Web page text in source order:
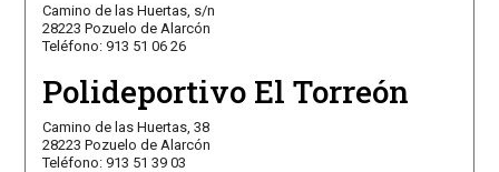
Camino de las Huertas, s/n
28223 Pozuelo de Alarcón
Teléfono: 913 51 06 26
Polideportivo El Torreón
Camino de las Huertas, 38
28223 Pozuelo de Alarcón
Teléfono: 913 51 39 03